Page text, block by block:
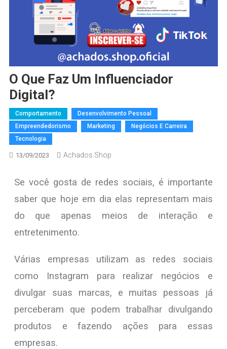
O Que Faz Um Influenciador
Digital?
Comportamento
Desenvolvimento Pessoal
Empreendedorismo
Marketing
Negócios E Carreira
Tecnologia
13/09/2023 Achados.Shop
Se você gosta de redes sociais, é importante
saber que hoje em dia elas representam mais
do que apenas meios de interação e
entretenimento.
Várias empresas utilizam as redes sociais
como Instagram para realizar negócios e
divulgar suas marcas, e muitas pessoas já
perceberam que podem trabalhar divulgando
produtos e fazendo ações para essas
empresas.